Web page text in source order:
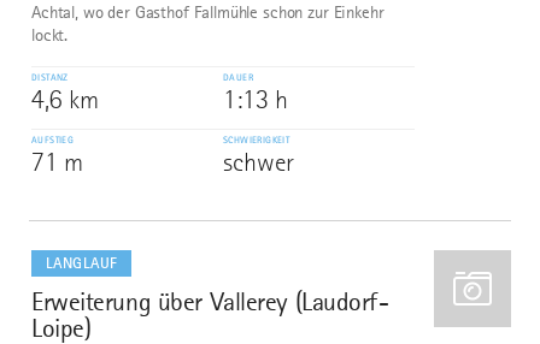
Achtal, wo der Gasthof Fallmühle schon zur Einkehr
lockt.
DISTANZ
4,6 km
DAUER
1:13 h
AUFSTIEG
71 m
SCHWIERIGKEIT
schwer
LANGLAUF
2
Erweiterung über Vallerey (Laudorf-
Loipe)
dazu